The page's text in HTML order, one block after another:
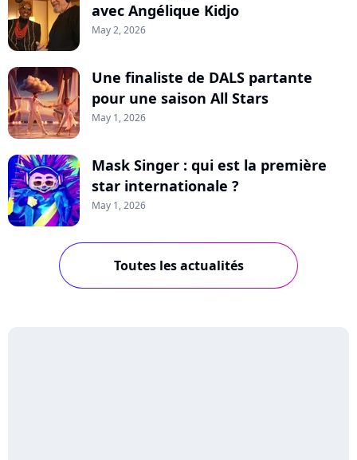
avec Angélique Kidjo
May 2, 2026
Une finaliste de DALS partante
pour une saison All Stars
May 1, 2026
Mask Singer : qui est la première
star internationale ?
May 1, 2026
Toutes les actualités